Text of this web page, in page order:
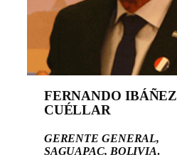
FERNANDO IBÁÑEZ
CUÉLLAR
GERENTE GENERAL,
SAGUAPAC, BOLIVIA.